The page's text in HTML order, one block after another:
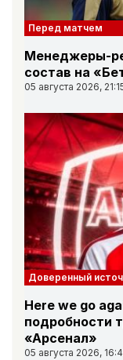
Перед матчем
Менеджеры-
состав на
05 августа 2026,
Доверенный
Here we go
подробности
«Арсенал»
05 августа 2026,